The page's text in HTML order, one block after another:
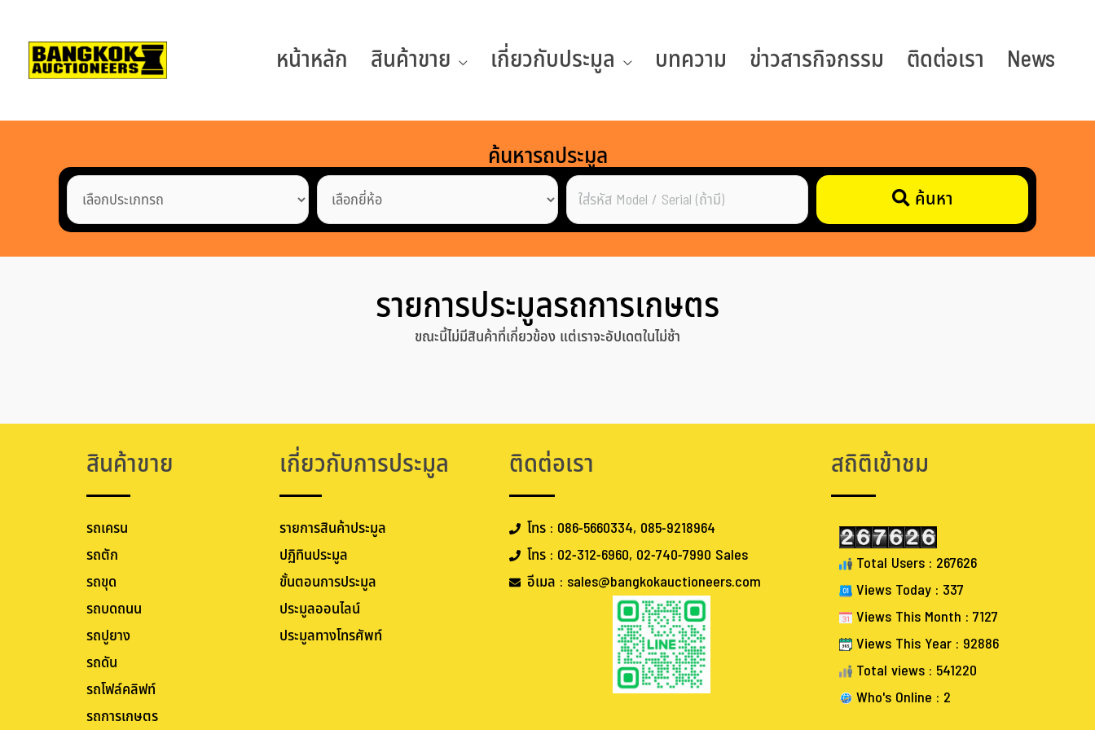
หน้าหลัก สินค้าขาย เกี่ยวกับประมูล บทความ ข่าวสารกิจกรรม ติดต่อเรา News
ค้นหารถประมูล
ค้นหา
รายการประมูลรถการเกษตร
ขณะนี้ไม่มีสินค้าที่เกี่ยวข้อง แต่เราจะอัปเดตในไม่ช้า
สินค้าขาย
รถเครน
รถตัก
รถขุด
รถบดถนน
รถปูยาง
รถดัน
รถโฟล์คลิฟท์
รถการเกษตร
เกี่ยวกับการประมูล
รายการสินค้าประมูล
ปฏิทินประมูล
ขั้นตอนการประมูล
ประมูลออนไลน์
ประมูลทางโทรศัพท์
ติดต่อเรา
โทร : 086-5660334, 085-9218964
โทร : 02-312-6960, 02-740-7990 Sales
อีเมล : sales@bangkokauctioneers.com
สถิติเข้าชม
Total Users : 267626
Views Today : 337
Views This Month : 7127
Views This Year : 92886
Total views : 541220
Who's Online : 2